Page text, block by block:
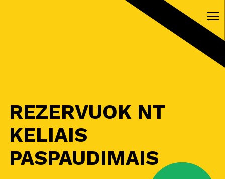
REZERVUOK NT
KELIAIS
PASPAUDIMAIS